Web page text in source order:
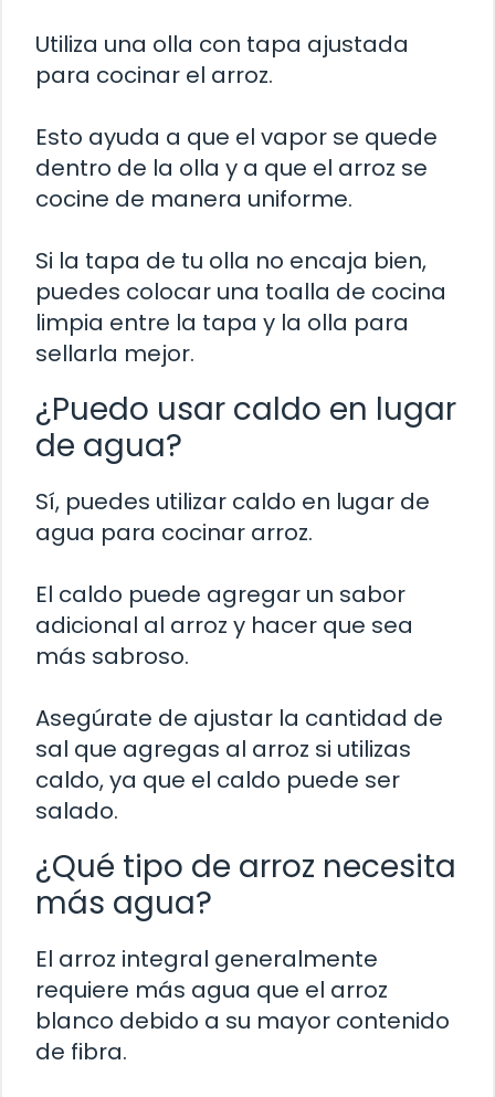
Utiliza una olla con tapa ajustada
para cocinar el arroz.
Esto ayuda a que el vapor se quede
dentro de la olla y a que el arroz se
cocine de manera uniforme.
Si la tapa de tu olla no encaja bien,
puedes colocar una toalla de cocina
limpia entre la tapa y la olla para
sellarla mejor.
¿Puedo usar caldo en lugar
de agua?
Sí, puedes utilizar caldo en lugar de
agua para cocinar arroz.
El caldo puede agregar un sabor
adicional al arroz y hacer que sea
más sabroso.
Asegúrate de ajustar la cantidad de
sal que agregas al arroz si utilizas
caldo, ya que el caldo puede ser
salado.
¿Qué tipo de arroz necesita
más agua?
El arroz integral generalmente
requiere más agua que el arroz
blanco debido a su mayor contenido
de fibra.